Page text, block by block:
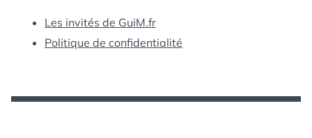
Les invités de GuiM.fr
Politique de confidentialité